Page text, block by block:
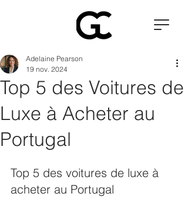
Top 5 des Voitures de
Luxe à Acheter au
Portugal
Adelaine Pearson
19 nov. 2024
Top 5 des voitures de luxe à
acheter au Portugal